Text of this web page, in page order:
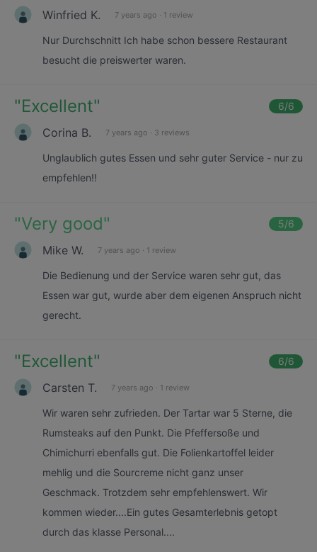
Winfried K. 7 years ago · 1 review
Nur Durchschnitt Ich habe schon bessere Restaurant
besucht die preiswerter waren.
"Excellent" 6/6
Corina B. 7 years ago · 3 reviews
Unglaublich gutes Essen und sehr guter Service - nur zu
empfehlen!!
"Very good" 5/6
Mike W. 7 years ago · 1 review
Die Bedienung und der Service waren sehr gut, das
Essen war gut, wurde aber dem eigenen Anspruch nicht
gerecht.
"Excellent" 6/6
Carsten T. 7 years ago · 1 review
Wir waren sehr zufrieden. Der Tartar war 5 Sterne, die
Rumsteaks auf den Punkt. Die Pfeffersoße und
Chimichurri ebenfalls gut. Die Folienkartoffel leider
mehlig und die Sourcreme nicht ganz unser
Geschmack. Trotzdem sehr empfehlenswert. Wir
kommen wieder....Ein gutes Gesamterlebnis getopt
durch das klasse Personal....